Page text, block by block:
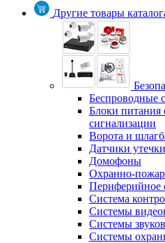
Другие товары
Беспроводные
Блоки питания
сигнализации
Ворота и
Датчики утечки
Домофоны
Охранно-
Периферийное
Система
Системы
Системы
Системы